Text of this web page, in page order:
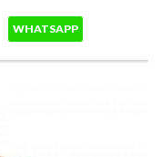
WHATSAPP